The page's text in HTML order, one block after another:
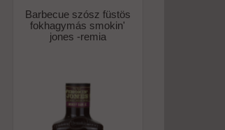
Barbecue szósz füstös
fokhagymás smokin'
jones -remia